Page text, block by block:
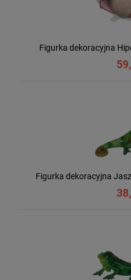
Figurka dekoracyjna
Figurka dekoracyjna